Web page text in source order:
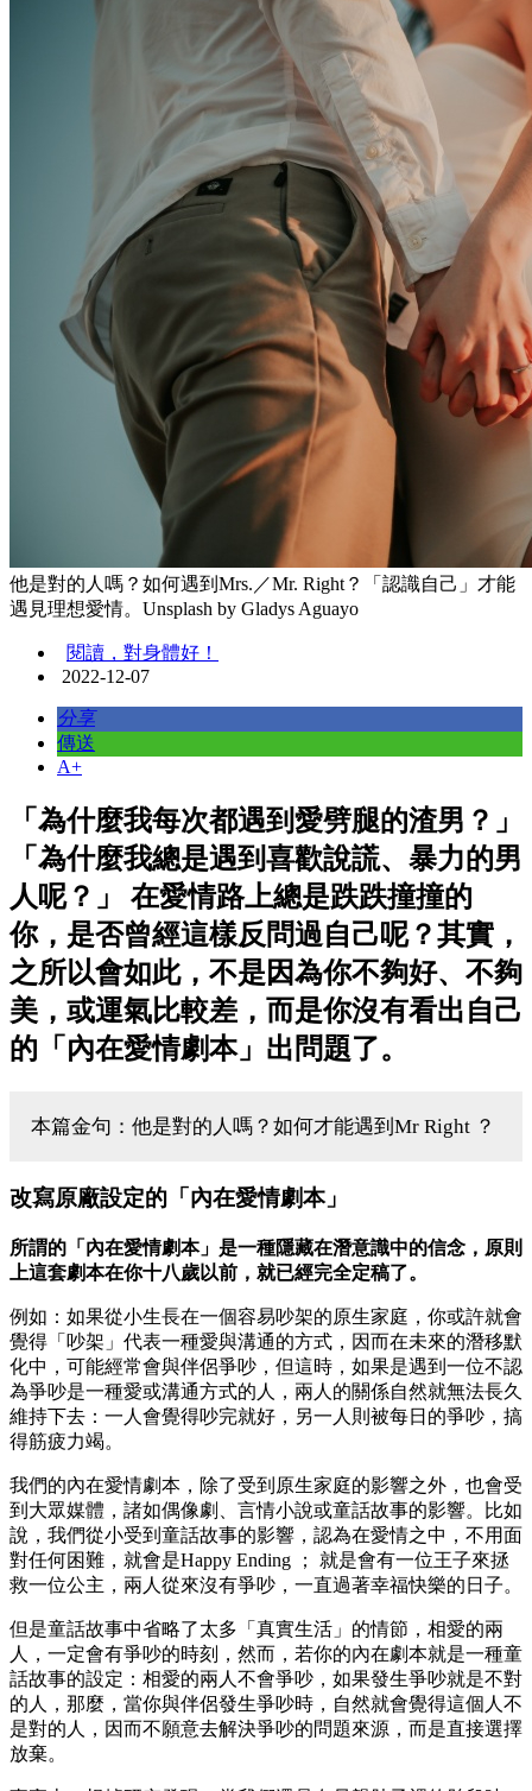
他是對的人嗎？如何遇到Mrs.／Mr. Right？「認識自己」才能
遇見理想愛情。Unsplash by Gladys Aguayo
閱讀，對身體好！
2022-12-07
分享
傳送
A+
「為什麼我每次都遇到愛劈腿的渣男？」
「為什麼我總是遇到喜歡說謊、暴力的男
人呢？」 在愛情路上總是跌跌撞撞的
你，是否曾經這樣反問過自己呢？其實，
之所以會如此，不是因為你不夠好、不夠
美，或運氣比較差，而是你沒有看出自己
的「內在愛情劇本」出問題了。
本篇金句：他是對的人嗎？如何才能遇到Mr Right ？
改寫原廠設定的「內在愛情劇本」
所謂的「內在愛情劇本」是一種隱藏在潛意識中的信念，原則
上這套劇本在你十八歲以前，就已經完全定稿了。
例如：如果從小生長在一個容易吵架的原生家庭，你或許就會
覺得「吵架」代表一種愛與溝通的方式，因而在未來的潛移默
化中，可能經常會與伴侶爭吵，但這時，如果是遇到一位不認
為爭吵是一種愛或溝通方式的人，兩人的關係自然就無法長久
維持下去：一人會覺得吵完就好，另一人則被每日的爭吵，搞
得筋疲力竭。
我們的內在愛情劇本，除了受到原生家庭的影響之外，也會受
到大眾媒體，諸如偶像劇、言情小說或童話故事的影響。比如
說，我們從小受到童話故事的影響，認為在愛情之中，不用面
對任何困難，就會是Happy Ending ； 就是會有一位王子來拯
救一位公主，兩人從來沒有爭吵，一直過著幸福快樂的日子。
但是童話故事中省略了太多「真實生活」的情節，相愛的兩
人，一定會有爭吵的時刻，然而，若你的內在劇本就是一種童
話故事的設定：相愛的兩人不會爭吵，如果發生爭吵就是不對
的人，那麼，當你與伴侶發生爭吵時，自然就會覺得這個人不
是對的人，因而不願意去解決爭吵的問題來源，而是直接選擇
放棄。